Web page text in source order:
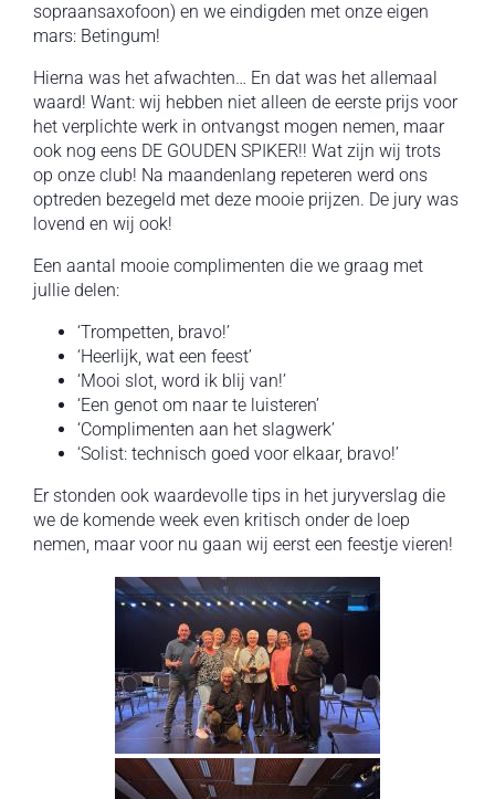
sopraansaxofoon) en we eindigden met onze eigen
mars: Betingum!
Hierna was het afwachten… En dat was het allemaal
waard! Want: wij hebben niet alleen de eerste prijs voor
het verplichte werk in ontvangst mogen nemen, maar
ook nog eens DE GOUDEN SPIKER!! Wat zijn wij trots
op onze club! Na maandenlang repeteren werd ons
optreden bezegeld met deze mooie prijzen. De jury was
lovend en wij ook!
Een aantal mooie complimenten die we graag met
jullie delen:
‘Trompetten, bravo!’
‘Heerlijk, wat een feest’
‘Mooi slot, word ik blij van!’
‘Een genot om naar te luisteren’
‘Complimenten aan het slagwerk’
‘Solist: technisch goed voor elkaar, bravo!’
Er stonden ook waardevolle tips in het juryverslag die
we de komende week even kritisch onder de loep
nemen, maar voor nu gaan wij eerst een feestje vieren!